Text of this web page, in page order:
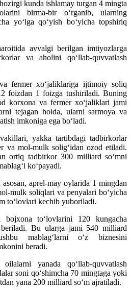
kunda ishlamay turgan 4 mingta
birma-bir o‘rganib, ularning
yo‘lga qo‘yish bo‘yicha topshiriq
avvalgi berilgan imtiyozlarga
va aholini qo‘llab-quvvatlash
fermer xo‘jaliklariga ijtimoiy soliq
foizdan 1 foizga tushiriladi. Buning
korxona va fermer xo‘jaliklari jami
tejagan holda, ularni sarmoya va
imkoniga ega bo‘ladi.
yakka tartibdagi tadbirkorlar
va mol-mulk solig‘idan ozod etiladi.
ortiq tadbirkor 300 milliard so‘mni
ko‘payadi.
aprel-may oylarida 1 mingdan
mulk soliqlari va penyalari bo‘yicha
to‘lovlari kechib yuboriladi.
bojxona to‘lovlarini 120 kungacha
beriladi. Bu ularga jami 540 milliard
mablag‘larni o‘z biznesini
beradi.
yanada qo‘llab-quvvatlash
soni qo‘shimcha 70 mingtaga yoki
yana 200 milliard so‘m ajratiladi.